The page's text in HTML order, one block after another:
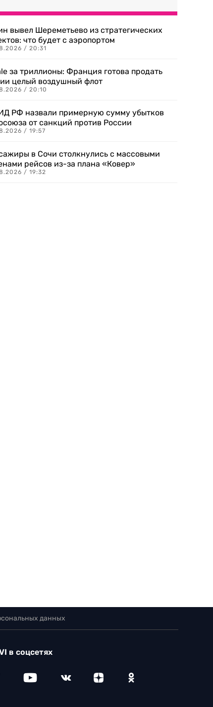
вывел Шереметьево из стратегических
что будет с аэропортом
/ 20:31
за триллионы: Франция готова продать
целый воздушный флот
/ 20:10
РФ назвали примерную сумму убытков
от санкций против России
/ 19:57
в Сочи столкнулись с массовыми
рейсов из-за плана «Ковер»
/ 19:32
данных
в соцсетях